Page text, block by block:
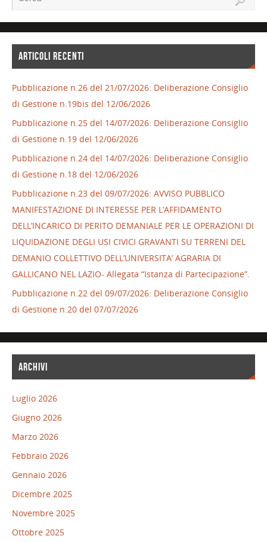
ARTICOLI RECENTI
Pubblicazione n.26 del 21/07/2026: Deliberazione Consiglio
di Gestione n.19bis del 12/06/2026
Pubblicazione n.25 del 14/07/2026: Deliberazione Consiglio
di Gestione n.19 del 12/06/2026
Pubblicazione n.24 del 14/07/2026: Deliberazione Consiglio
di Gestione n.18 del 12/06/2026
Pubblicazione n.23 del 09/07/2026: AVVISO PUBBLICO
MANIFESTAZIONE DI INTERESSE PER L’AFFIDAMENTO
DELL’INCARICO DI PERITO DEMANIALE PER LE OPERAZIONI DI
LIQUIDAZIONE DEGLI USI CIVICI GRAVANTI SU TERRENI DEL
DEMANIO COLLETTIVO DELL’UNIVERSITA’ AGRARIA DI
GALLICANO NEL LAZIO- Allegata “Istanza di Partecipazione”.
Pubblicazione n.22 del 09/07/2026: Deliberazione Consiglio
di Gestione n.20 del 07/07/2026
ARCHIVI
Luglio 2026
Giugno 2026
Marzo 2026
Febbraio 2026
Gennaio 2026
Dicembre 2025
Novembre 2025
Ottobre 2025